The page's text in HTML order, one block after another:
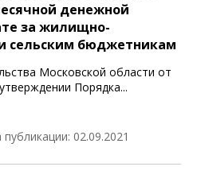
денежной
за жилищно-
сельским бюджетникам
Московской области от
Порядка...
02.09.2021